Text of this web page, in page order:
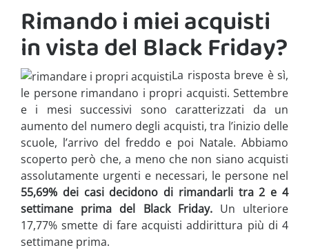
Rimando i miei acquisti
in vista del Black Friday?
La risposta breve è sì,
le persone rimandano i propri acquisti. Settembre
e i mesi successivi sono caratterizzati da un
aumento del numero degli acquisti, tra l’inizio delle
scuole, l’arrivo del freddo e poi Natale. Abbiamo
scoperto però che, a meno che non siano acquisti
assolutamente urgenti e necessari, le persone nel
55,69% dei casi decidono di rimandarli tra 2 e 4
settimane prima del Black Friday. Un ulteriore
17,77% smette di fare acquisti addirittura più di 4
settimane prima.